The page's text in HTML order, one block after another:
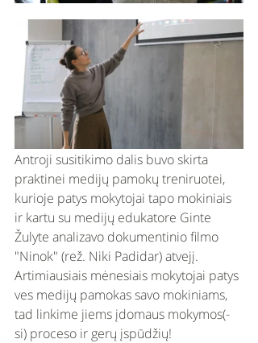
Antroji susitikimo dalis buvo skirta
praktinei medijų pamokų treniruotei,
kurioje patys mokytojai tapo mokiniais
ir kartu su medijų edukatore Ginte
Žulyte analizavo dokumentinio filmo
"Ninok" (rež. Niki Padidar) atvejį.
Artimiausiais mėnesiais mokytojai patys
ves medijų pamokas savo mokiniams,
tad linkime jiems įdomaus mokymos(-
si) proceso ir gerų įspūdžių!